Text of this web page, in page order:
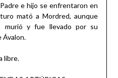
e hijo se enfrentaron en
mató a Mordred, aunque
murió y fue llevado por su
Ávalon.
libre.